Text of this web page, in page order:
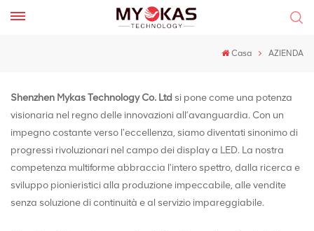
Casa AZIENDA
Shenzhen Mykas Technology Co. Ltd si pone come una potenza
visionaria nel regno delle innovazioni all’avanguardia. Con un
impegno costante verso l'eccellenza, siamo diventati sinonimo di
progressi rivoluzionari nel campo dei display a LED. La nostra
competenza multiforme abbraccia l'intero spettro, dalla ricerca e
sviluppo pionieristici alla produzione impeccabile, alle vendite
senza soluzione di continuità e al servizio impareggiabile.